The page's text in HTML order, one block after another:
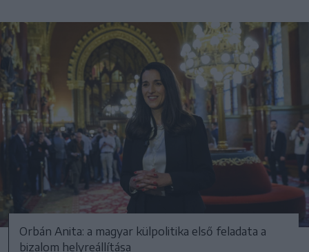
Orbán Anita: a magyar külpolitika első feladata a
bizalom helyreállítása